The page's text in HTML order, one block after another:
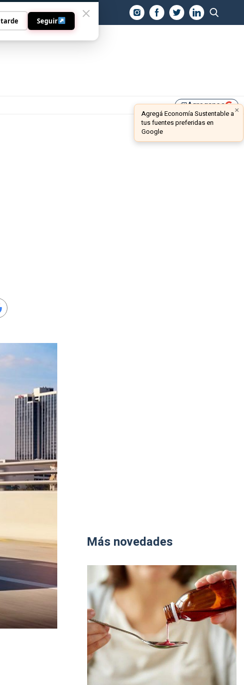
library_addAgreganos ×
Agregá Economía Sustentable a
tus fuentes preferidas en
Google
Más novedades
tarde Seguir